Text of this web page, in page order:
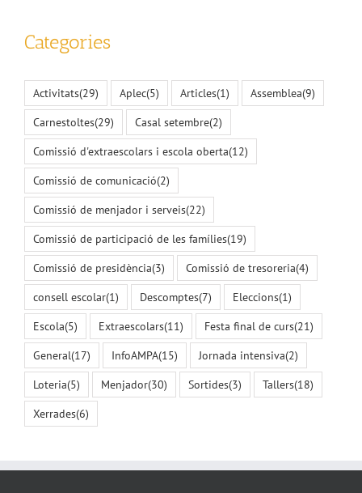
Categories
Activitats(29) Aplec(5) Articles(1) Assemblea(9)
Carnestoltes(29) Casal setembre(2)
Comissió d'extraescolars i escola oberta(12)
Comissió de comunicació(2)
Comissió de menjador i serveis(22)
Comissió de participació de les famílies(19)
Comissió de presidència(3) Comissió de tresoreria(4)
consell escolar(1) Descomptes(7) Eleccions(1)
Escola(5) Extraescolars(11) Festa final de curs(21)
General(17) InfoAMPA(15) Jornada intensiva(2)
Loteria(5) Menjador(30) Sortides(3) Tallers(18)
Xerrades(6)